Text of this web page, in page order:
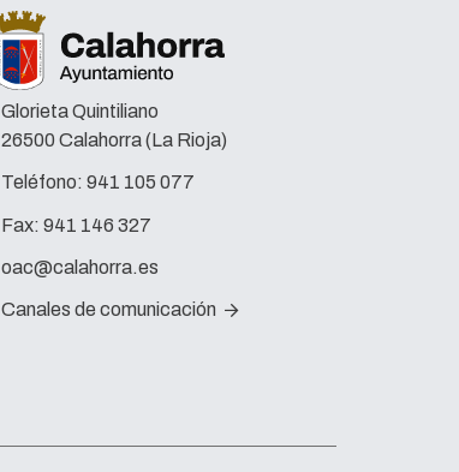
Glorieta Quintiliano
26500 Calahorra (La Rioja)
Teléfono: 941 105 077
Fax: 941 146 327
oac@calahorra.es
Canales de comunicación